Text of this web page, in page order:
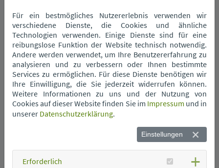
Das könnte Sie auch interessieren.
Wann kommt die
Müllabfuhr?
Für ein bestmögliches Nutzererlebnis verwenden wir
verschiedene Dienste, die Cookies und ähnliche
Technologien verwenden. Einige Dienste sind für eine
reibungslose Funktion der Website technisch notwendig.
Andere werden verwendet, um Ihre Benutzererfahrung zu
analysieren und zu verbessern oder Ihnen bestimmte
Services zu ermöglichen. Für diese Dienste benötigen wir
Ihre Einwilligung, die Sie jederzeit widerrufen können.
Weitere Informationen zu uns und der Nutzung von
Cookies auf dieser Website finden Sie im Impressum und in
unserer Datenschutzerklärung.
Einstellungen
Erforderlich